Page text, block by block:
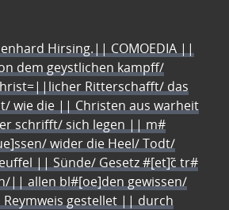
Hirsing.|| COMOEDIA ||
dem geystlichen kampff/
Ritterschafft/ das
wie die || Christen aus warheit
schrifft/ sich legen || m#
wider die Heel/ Todt/
|| Sünde/ Gesetz #[et]c̃ tr#
|| allen bl#[oe]den gewissen/
gestellet || durch